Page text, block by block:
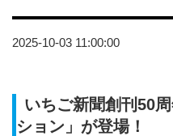
2025-10-03 11:00:00
いちご新聞創刊50
ション」が登場！